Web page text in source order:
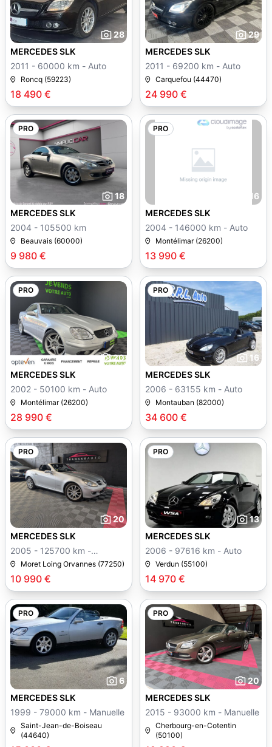
28
18 490 €
MERCEDES SLK
2011 - 60000 km - Auto
Roncq (59223)
29
24 990 €
MERCEDES SLK
2011 - 69200 km - Auto
Carquefou (44470)
PRO
18
9 980 €
MERCEDES SLK
2004 - 105500 km
Beauvais (60000)
PRO
16
13 990 €
MERCEDES SLK
2004 - 146000 km - Auto
Montélimar (26200)
PRO
20
28 990 €
MERCEDES SLK
2002 - 50100 km - Auto
Montélimar (26200)
PRO
16
34 600 €
MERCEDES SLK
2006 - 63155 km - Auto
Montauban (82000)
PRO
20
10 990 €
MERCEDES SLK
2005 - 125700 km -
Manuelle
Moret Loing Orvannes (77250)
PRO
13
14 970 €
MERCEDES SLK
2006 - 97616 km - Auto
Verdun (55100)
PRO
6
MERCEDES SLK
1999 - 79000 km - Manuelle
Saint-Jean-de-Boiseau
(44640)
PRO
20
MERCEDES SLK
2015 - 93000 km - Manuelle
Cherbourg-en-Cotentin
(50100)